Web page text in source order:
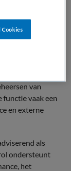
audit en
van
van
functie vaak een
en externe
als
ondersteunt
het
Cookies